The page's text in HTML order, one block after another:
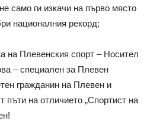
само ги изкачи на първо място
националния рекорд;
на Плевенския спорт – Носител
– специален за Плевен
гражданин на Плевен и
пъти на отличието „Спортист на